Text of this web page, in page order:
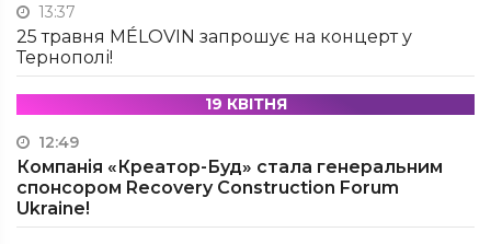
13:37
25 травня MÉLOVIN запрошує на концерт у
Тернополі!
19 КВІТНЯ
12:49
Компанія «Креатор-Буд» стала генеральним
спонсором Recovery Construction Forum
Ukraine!